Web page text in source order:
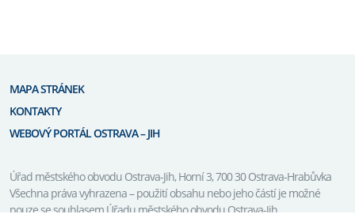
Úřad městského obvodu Ostrava-Jih, Horní 3, 700 30 Ostrava-Hrabůvka
Všechna práva vyhrazena – použití obsahu nebo jeho částí je možné
pouze se souhlasem Úřadu městského obvodu Ostrava-Jih.
MAPA STRÁNEK
KONTAKTY
WEBOVÝ PORTÁL OSTRAVA – JIH